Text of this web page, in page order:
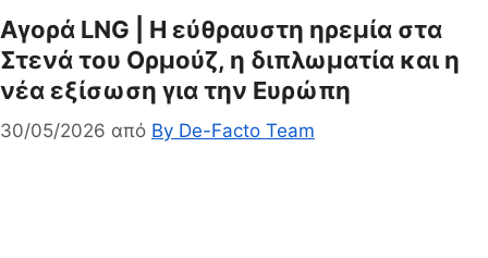
Αγορά LNG | Η εύθραυστη ηρεμία στα
Στενά του Ορμούζ, η διπλωματία και η
νέα εξίσωση για την Ευρώπη
30/05/2026 από By De-Facto Team